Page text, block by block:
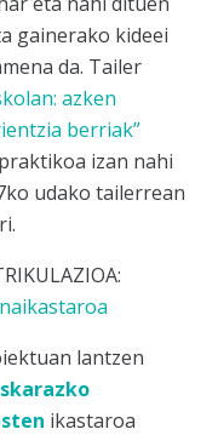
gainerako kideei
da. Tailer
azken
berriak”
izan nahi
udako tailerrean
lantzen
ikastaroa